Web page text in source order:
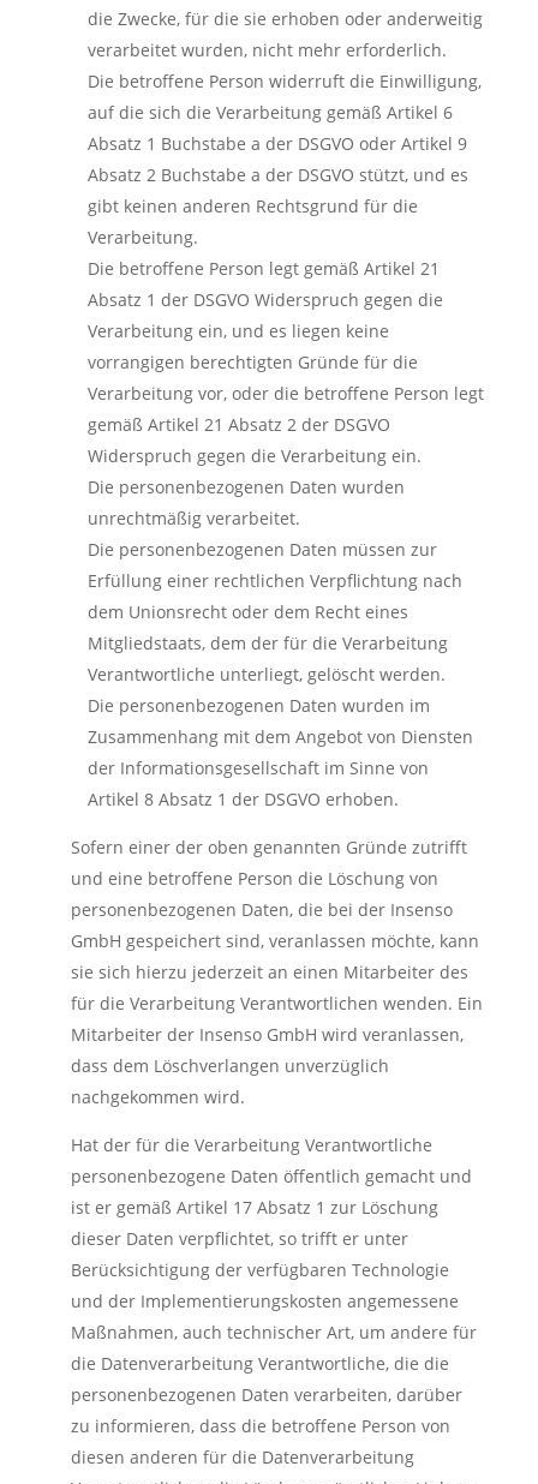
die Zwecke, für die sie erhoben oder anderweitig
verarbeitet wurden, nicht mehr erforderlich.
Die betroffene Person widerruft die Einwilligung,
auf die sich die Verarbeitung gemäß Artikel 6
Absatz 1 Buchstabe a der DSGVO oder Artikel 9
Absatz 2 Buchstabe a der DSGVO stützt, und es
gibt keinen anderen Rechtsgrund für die
Verarbeitung.
Die betroffene Person legt gemäß Artikel 21
Absatz 1 der DSGVO Widerspruch gegen die
Verarbeitung ein, und es liegen keine
vorrangigen berechtigten Gründe für die
Verarbeitung vor, oder die betroffene Person legt
gemäß Artikel 21 Absatz 2 der DSGVO
Widerspruch gegen die Verarbeitung ein.
Die personenbezogenen Daten wurden
unrechtmäßig verarbeitet.
Die personenbezogenen Daten müssen zur
Erfüllung einer rechtlichen Verpflichtung nach
dem Unionsrecht oder dem Recht eines
Mitgliedstaats, dem der für die Verarbeitung
Verantwortliche unterliegt, gelöscht werden.
Die personenbezogenen Daten wurden im
Zusammenhang mit dem Angebot von Diensten
der Informationsgesellschaft im Sinne von
Artikel 8 Absatz 1 der DSGVO erhoben.
Sofern einer der oben genannten Gründe zutrifft
und eine betroffene Person die Löschung von
personenbezogenen Daten, die bei der Insenso
GmbH gespeichert sind, veranlassen möchte, kann
sie sich hierzu jederzeit an einen Mitarbeiter des
für die Verarbeitung Verantwortlichen wenden. Ein
Mitarbeiter der Insenso GmbH wird veranlassen,
dass dem Löschverlangen unverzüglich
nachgekommen wird.
Hat der für die Verarbeitung Verantwortliche
personenbezogene Daten öffentlich gemacht und
ist er gemäß Artikel 17 Absatz 1 zur Löschung
dieser Daten verpflichtet, so trifft er unter
Berücksichtigung der verfügbaren Technologie
und der Implementierungskosten angemessene
Maßnahmen, auch technischer Art, um andere für
die Datenverarbeitung Verantwortliche, die die
personenbezogenen Daten verarbeiten, darüber
zu informieren, dass die betroffene Person von
diesen anderen für die Datenverarbeitung